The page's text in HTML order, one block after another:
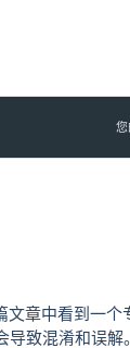
您
章中看到一个
致混淆和误解